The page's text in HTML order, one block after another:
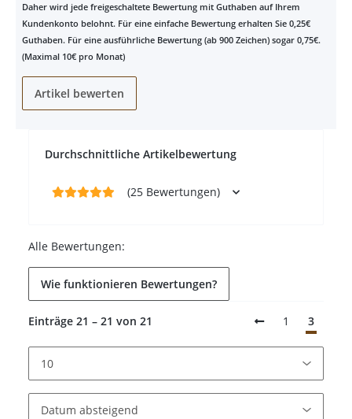
Durchschnittliche Artikelbewertung
(25 Bewertungen)
Daher wird jede freigeschaltete Bewertung mit Guthaben auf Ihrem
Kundenkonto belohnt. Für eine einfache Bewertung erhalten Sie 0,25€
Guthaben. Für eine ausführliche Bewertung (ab 900 Zeichen) sogar 0,75€.
(Maximal 10€ pro Monat)
Artikel bewerten
Alle Bewertungen:
Wie funktionieren Bewertungen?
Einträge 21 – 21 von 21 1 3